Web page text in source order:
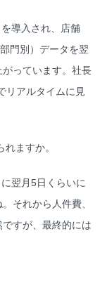
導入され、店舗
門別）データを翌
っています。社長
リアルタイムに見
ますか。
翌月5日くらいに
それから人件費、
すが、最終的には